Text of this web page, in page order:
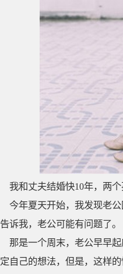
我和丈夫结婚快10年，两
今年夏天开始，我发现老
告诉我，老公可能有问题了。
那是一个周末，老公早早
定自己的想法，但是，这样